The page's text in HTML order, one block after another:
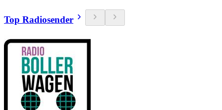
Top Radiosender